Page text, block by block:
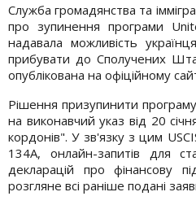
Служба громадянства та
про зупинення програми
надавала можливість
прибувати до Сполучених
опублікована на офіційному
Рішення призупинити
на виконавчий указ від 20
кордонів". У зв'язку з цим
134А, онлайн-запитів для
декларацій про фінансову
розгляне всі раніше подані